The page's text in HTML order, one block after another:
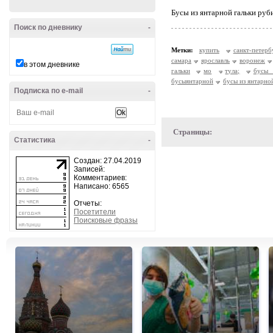
-
Поиск по дневнику
в этом дневнике
-
Подписка по e-mail
-
Статистика
Создан: 27.04.2019
Записей:
Комментариев:
Написано: 6565
Отчеты:
Посетители
Поисковые фразы
Бусы из янтарной гальки
Метки: купить
санкт-
самара
ярославль
воронеж
гальки
мо тула;
бусы
бусыянтарной
бусы из
Страницы: